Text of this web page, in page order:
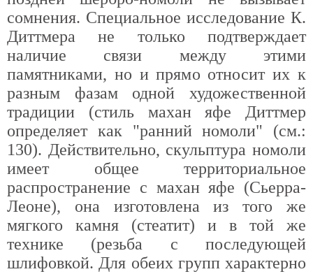
сомнения. Специальное исследование К.
Диттмера не только подтверждает
наличие связи между этими
памятниками, но и прямо относит их к
разным фазам одной художественной
традиции (стиль махан яфе Диттмер
определяет как "ранний номоли" (см.:
130). Действительно, скульптура номоли
имеет общее территориальное
распространение с махан яфе (Сьерра-
Леоне), она изготовлена из того же
мягкого камня (стеатит) и в той же
технике (резьба с последующей
шлифовкой. Для обеих групп характерно